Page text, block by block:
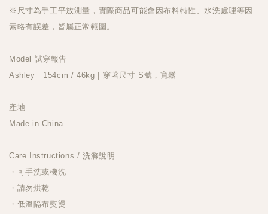
※尺寸為手工平放測量，實際商品可能會因布料特性、水洗處理等因
素略有誤差，皆屬正常範圍。
Model 試穿報告
Ashley｜154cm / 46kg｜穿著尺寸 S號，寬鬆
產地
Made in China
Care Instructions / 洗滌說明
・可手洗或機洗
・請勿烘乾
・低溫隔布熨燙